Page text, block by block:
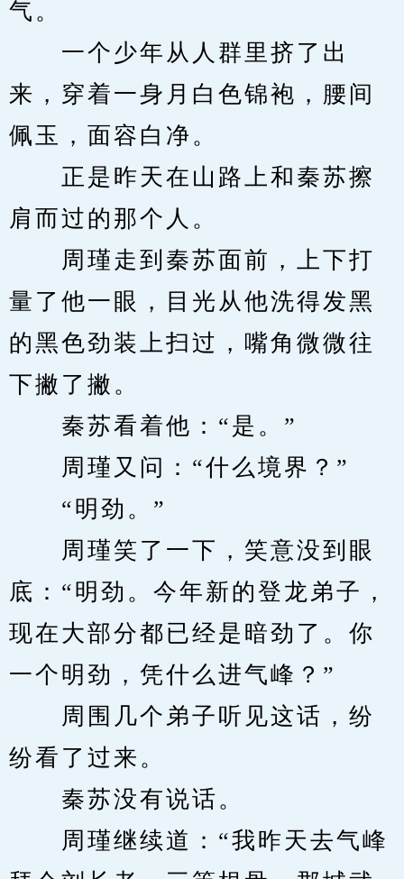
气。
一个少年从人群里挤了出
来，穿着一身月白色锦袍，腰间
佩玉，面容白净。
正是昨天在山路上和秦苏擦
肩而过的那个人。
周瑾走到秦苏面前，上下打
量了他一眼，目光从他洗得发黑
的黑色劲装上扫过，嘴角微微往
下撇了撇。
秦苏看着他：“是。”
周瑾又问：“什么境界？”
“明劲。”
周瑾笑了一下，笑意没到眼
底：“明劲。今年新的登龙弟子，
现在大部分都已经是暗劲了。你
一个明劲，凭什么进气峰？”
周围几个弟子听见这话，纷
纷看了过来。
秦苏没有说话。
周瑾继续道：“我昨天去气峰